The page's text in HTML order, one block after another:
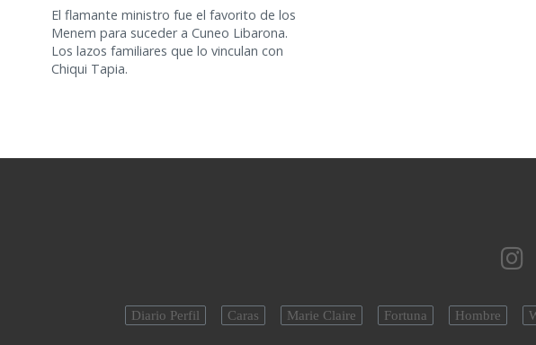
El flamante ministro fue el favorito de los
Menem para suceder a Cuneo Libarona.
Los lazos familiares que lo vinculan con
Chiqui Tapia.
Diario Perfil Caras Marie Claire Fortuna Hombre